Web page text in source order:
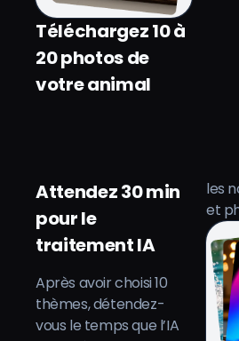
Téléchargez 10 à
20 photos de
votre animal
Attendez 30 min
pour le
traitement IA
Après avoir choisi 10
thèmes, détendez-
vous le temps que l’IA
les
et